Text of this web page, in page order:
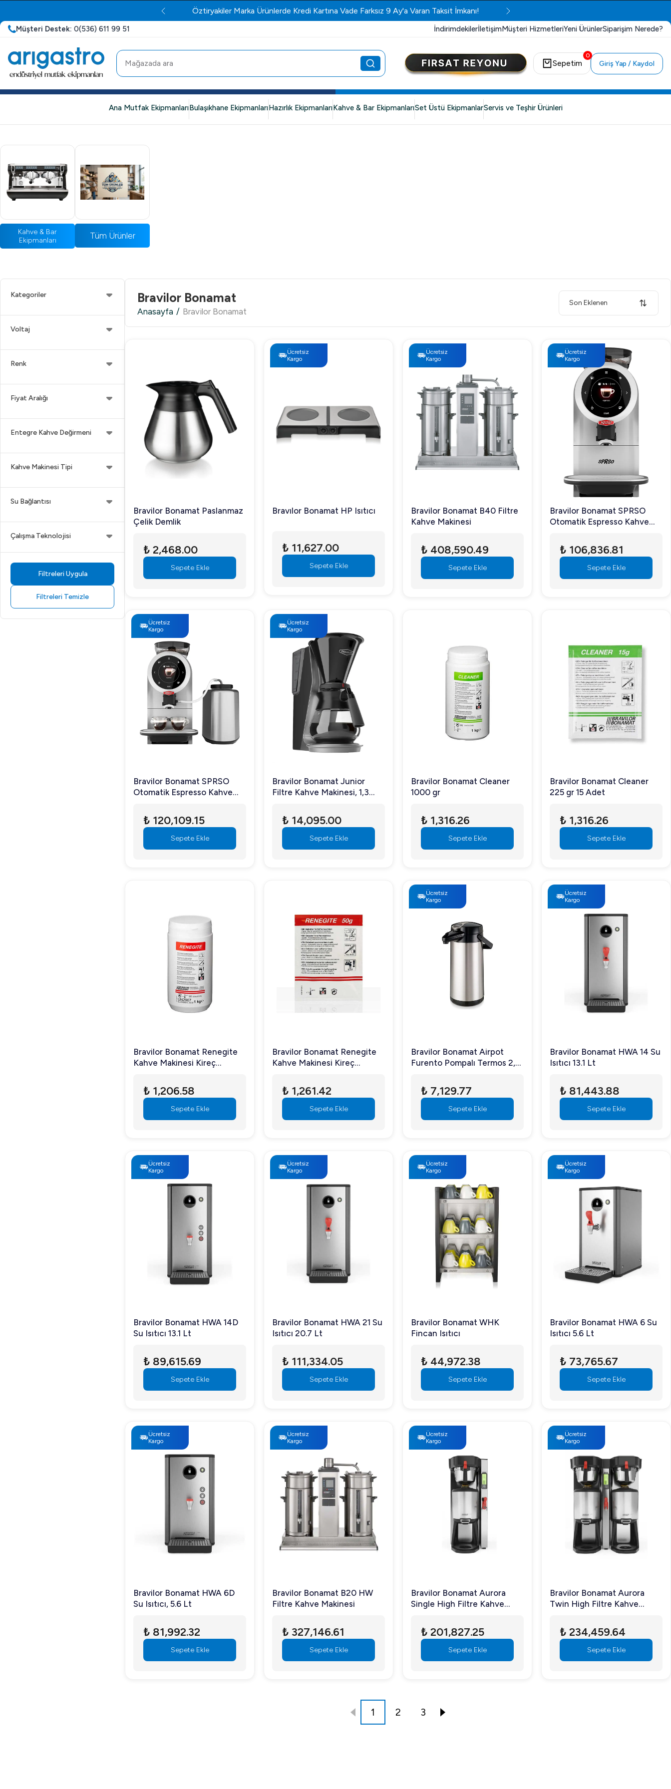
Öztiryakiler Marka Ürünlerde Kredi Kartına Vade Farksız 9 Ay'a Varan Taksit İmkanı!
Müşteri Destek: 0(536) 611 99 51 İndirimdekilerİletişimMüşteri HizmetleriYeni ÜrünlerSiparişim Nerede?
0
Sepetim Giriş Yap / Kaydol
Ana Mutfak EkipmanlarıBulaşıkhane EkipmanlarıHazırlık EkipmanlarıKahve & Bar EkipmanlarıSet Üstü EkipmanlarServis ve Teşhir Ürünleri
Kahve & Bar
Ekipmanları
Tüm Ürünler
Kategoriler
Voltaj
Renk
Fiyat Aralığı
Entegre Kahve Değirmeni
Kahve Makinesi Tipi
Su Bağlantısı
Çalışma Teknolojisi
Filtreleri Uygula
Filtreleri Temizle
Bravilor Bonamat
Anasayfa / Bravilor Bonamat
Son Eklenen
Bravilor Bonamat Paslanmaz
Çelik Demlik
₺ 2,468.00
Sepete Ekle
Ücretsiz
Kargo
Bravılor Bonamat HP Isıtıcı
₺ 11,627.00
Sepete Ekle
Ücretsiz
Kargo
Bravilor Bonamat B40 Filtre
Kahve Makinesi
₺ 408,590.49
Sepete Ekle
Ücretsiz
Kargo
Bravilor Bonamat SPRSO
Otomatik Espresso Kahve
₺ 106,836.81
Sepete Ekle
Ücretsiz
Kargo
Bravilor Bonamat SPRSO
Otomatik Espresso Kahve
₺ 120,109.15
Sepete Ekle
Ücretsiz
Kargo
Bravilor Bonamat Junior
Filtre Kahve Makinesi, 1,3
₺ 14,095.00
Sepete Ekle
Bravilor Bonamat Cleaner
1000 gr
₺ 1,316.26
Sepete Ekle
Bravilor Bonamat Cleaner
225 gr 15 Adet
₺ 1,316.26
Sepete Ekle
Bravilor Bonamat Renegite
Kahve Makinesi Kireç
₺ 1,206.58
Sepete Ekle
Bravilor Bonamat Renegite
Kahve Makinesi Kireç
₺ 1,261.42
Sepete Ekle
Ücretsiz
Kargo
Bravilor Bonamat Airpot
Furento Pompalı Termos 2,2
₺ 7,129.77
Sepete Ekle
Ücretsiz
Kargo
Bravilor Bonamat HWA 14 Su
Isıtıcı 13.1 Lt
₺ 81,443.88
Sepete Ekle
Ücretsiz
Kargo
Bravilor Bonamat HWA 14D
Su Isıtıcı 13.1 Lt
₺ 89,615.69
Sepete Ekle
Ücretsiz
Kargo
Bravilor Bonamat HWA 21 Su
Isıtıcı 20.7 Lt
₺ 111,334.05
Sepete Ekle
Ücretsiz
Kargo
Bravilor Bonamat WHK
Fincan Isıtıcı
₺ 44,972.38
Sepete Ekle
Ücretsiz
Kargo
Bravilor Bonamat HWA 6 Su
Isıtıcı 5.6 Lt
₺ 73,765.67
Sepete Ekle
Ücretsiz
Kargo
Bravilor Bonamat HWA 6D
Su Isıtıcı, 5.6 Lt
₺ 81,992.32
Sepete Ekle
Ücretsiz
Kargo
Bravilor Bonamat B20 HW
Filtre Kahve Makinesi
₺ 327,146.61
Sepete Ekle
Ücretsiz
Kargo
Bravilor Bonamat Aurora
Single High Filtre Kahve
₺ 201,827.25
Sepete Ekle
Ücretsiz
Kargo
Bravilor Bonamat Aurora
Twin High Filtre Kahve
₺ 234,459.64
Sepete Ekle
1 2 3